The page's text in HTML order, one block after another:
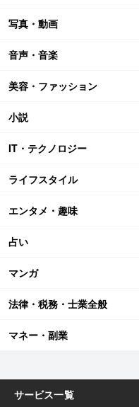
写真・動画
音声・音楽
美容・ファッション
小説
IT・テクノロジー
ライフスタイル
エンタメ・趣味
占い
マンガ
法律・税務・士業全般
マネー・副業